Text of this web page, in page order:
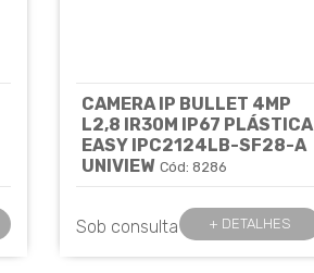
CAMERA IP BULLET 4MP
L2,8 IR30M IP67 PLÁSTICA
EASY IPC2124LB-SF28-A
UNIVIEW Cód: 8286
Sob consulta + DETALHES